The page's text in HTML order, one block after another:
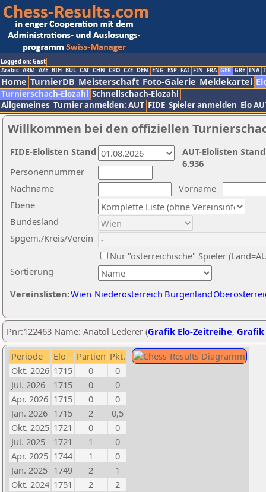
Logged on: Gast
Arabic ARM AZE BIH BUL CAT CHN CRO CZE DEN ENG ESP FAI FIN FRA GER GRE INA
Home TurnierDB Meisterschaft Foto-Galerie Meldekartei
Turnierschach-Elozahl Schnellschach-Elozahl
Allgemeines Turnier anmelden: AUT FIDE Spieler anmelden Elo
Willkommen bei den offiziellen
Nachname
Vorname
Ebene
Sortierung
Personennummer
Bundesland
Spgem./Kreis/Verein
Nur "österreichische" Spieler
Vereinslisten:Wien Niederösterreich Burgenland
AUT-Elolisten
6.936
FIDE-Elolisten Stand
Pnr:122463 Name: Anatol Lederer (Grafik Elo-Zeitreihe, Grafik
Periode Elo Partien Pkt.
Okt. 2026 1715 0
0
Jul. 2026
1715 0
0
Apr. 2026 1715 0
0
Jan. 2026 1715 2
0,5
Okt. 2025 1721 0
0
Jul. 2025
1721 1
0
Apr. 2025 1744 1
0
Jan. 2025 1749 2
1
Okt. 2024 1751 2
2